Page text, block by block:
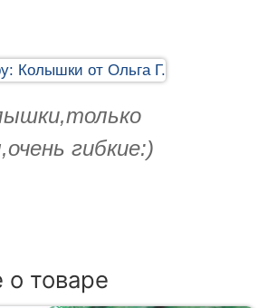
гибкие:)
товаре